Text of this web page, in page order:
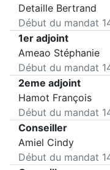
Detaille Bertrand
Début du mandat
1er adjoint
Ameao Stéphanie
Début du mandat
2eme adjoint
Hamot François
Début du mandat
Conseiller
Amiel Cindy
Début du mandat